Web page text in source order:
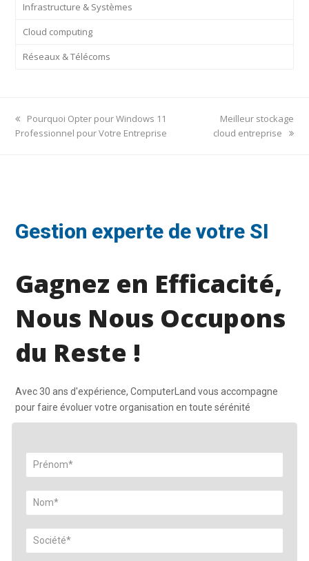
Infrastructure & Systèmes
Cloud computing
Réseaux & Télécoms
previous
post:
Pourquoi Opter pour Windows 11
Professionnel pour Votre Entreprise
next
post:
Meilleur stockage
cloud entreprise
Gestion experte de votre SI
Gagnez en Efficacité,
Nous Nous Occupons
du Reste !
Avec 30 ans d'expérience, ComputerLand vous accompagne
pour faire évoluer votre organisation en toute sérénité